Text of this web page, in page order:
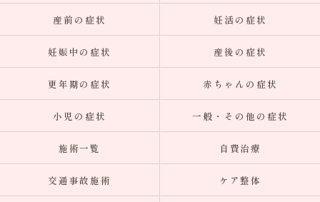
産前の症状 妊活の症状
妊娠中の症状 産後の症状
更年期の症状 赤ちゃんの症状
小児の症状 一般・その他の症状
施術一覧 自費治療
交通事故施術 ケア整体